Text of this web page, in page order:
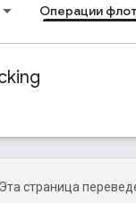
Операции
Эта страница